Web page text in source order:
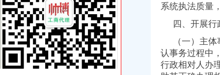
市局中介处调研科技中介机构运行况谋划中介服务业发展
市工商局电子商务监管取得新突破
永川局积开展合同知识讲座维护市场经济秩序
万盛局支持创业就业工作成效显著
云局成功办理例股权出质登记
秀山县一农民专业合作社实现农产品直接出口“零突破”
大足局联合公安机关取缔一销组织驱销人员200多人
系统执法质量
四、开展行
（一）主体
认事务过程中
行政相对人办